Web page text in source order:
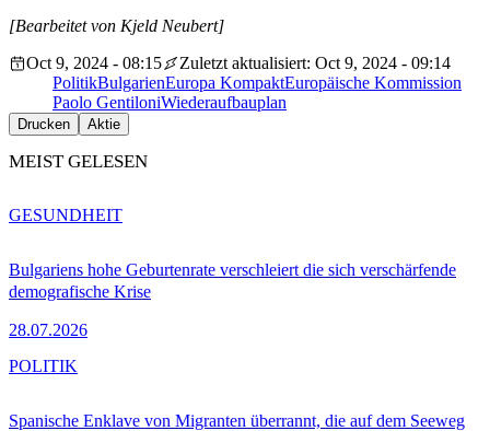
[Bearbeitet von Kjeld Neubert]
Oct 9, 2024 - 08:15
Zuletzt aktualisiert: Oct 9, 2024 - 09:14
PolitikBulgarienEuropa KompaktEuropäische Kommission
Paolo GentiloniWiederaufbauplan
Drucken Aktie
MEIST GELESEN
Bulgariens hohe Geburtenrate verschleiert die sich verschärfende
demografische Krise
28.07.2026
GESUNDHEIT
Spanische Enklave von Migranten überrannt, die auf dem Seeweg
POLITIK